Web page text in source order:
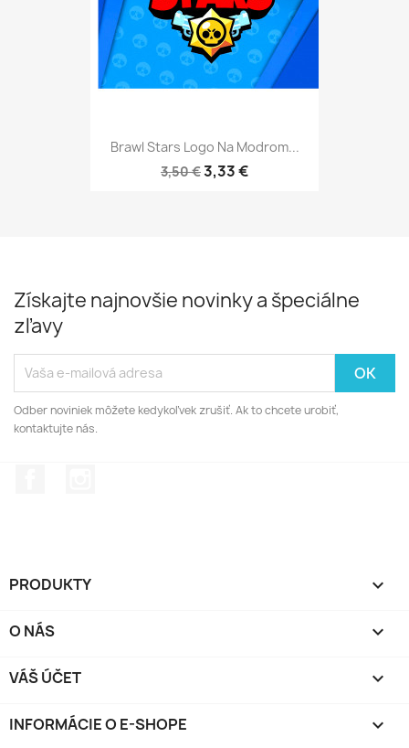
Brawl Stars Logo Na Modrom...
3,50 €3,33 €
Získajte najnovšie novinky a špeciálne
zľavy
Odber noviniek môžete kedykoľvek zrušiť. Ak to chcete urobiť,
kontaktujte nás.
PRODUKTY 
O NÁS 
VÁŠ ÚČET 
INFORMÁCIE O E-SHOPE keyboard_arrow_down